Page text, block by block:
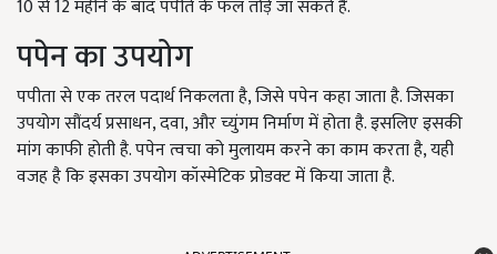
10 से 12 महीने के बाद पपीते के फल तोड़े जा सकते हैं.
पपेन का उपयोग
पपीता से एक तरल पदार्थ निकलता है, जिसे पपेन कहा जाता है. जिसका
उपयोग सौंदर्य प्रसाधन, दवा, और च्युंगम निर्माण में होता है. इसलिए इसकी
मांग काफी होती है. पपेन त्वचा को मुलायम करने का काम करता है, यही
वजह है कि इसका उपयोग कॉस्मेटिक प्रोडक्ट में किया जाता है.